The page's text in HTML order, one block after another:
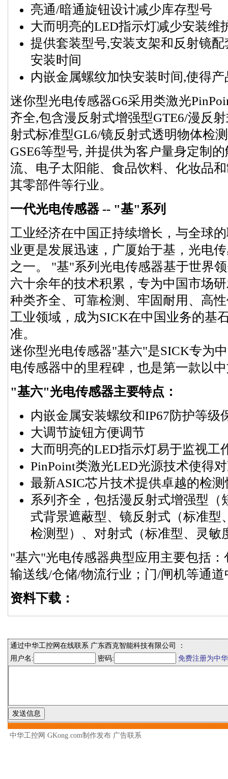
亮通/暗通旋钮设计减少库存型号
大而明亮的LED指示灯减少安装维
提供套装型号,安装支架和反射镜
安装时间
内嵌金属螺纹加快安装时间,使得
迷你型光电传感器G6采用类激光
齐全,包含漫反射式增强型GTE6/漫反
射式标准型GL6/镜反射式透明物体检
GSE6等型号, 并提供为客户量身定制
流、电子太阳能、食品饮料、化妆品
其零部件等行业。
一代光电传感器 -- "基"系列
工业经济在中国正持续增长，与全球
业更是发展迅速，广厦始于基，光电
之一。 "基"系列光电传感器基于世界
六十余年的技术积累，专为中国市场
种类齐全、可靠检测、牢固耐用、高
工业领域，成为SICK在中国业务的基
准。
迷你型光电传感器"基六"是SICK专为
电传感器中的里程碑，也是第一款以
"基六"光电传感器主要特点：
内嵌金属安装螺纹和IP67防护等级
大调节旋钮方便调节
大而明亮的LED指示灯易于监视工
PinPoint类激光LED光源技术使得
最新ASIC芯片技术提供卓越的检
系列齐全，包括漫反射式增强型
式背景遮蔽型、镜反射式（标准型
检测型）、对射式（标准型、灵敏
"基六"光电传感器典型应用主要包括
输送线/仓储/物流行业；门/闸机等通
资料下载：
通过中华工控网在线联系 广东西克智能科技有限公司 ：
用户名:
密码: 免费注册为中
中华工控网 GKong.com制作发布 广告联系